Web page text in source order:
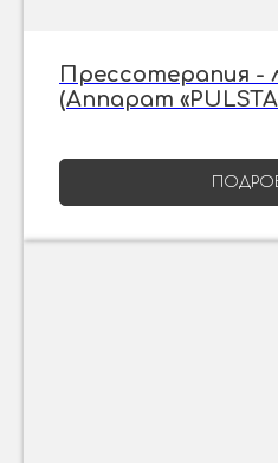
Прессотерапия -
(Аппарат